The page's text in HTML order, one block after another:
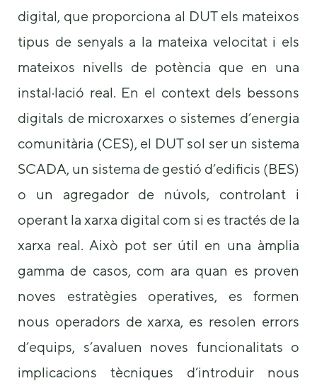
digital, que proporciona al DUT els mateixos
tipus de senyals a la mateixa velocitat i els
mateixos nivells de potència que en una
instal·lació real. En el context dels bessons
digitals de microxarxes o sistemes d’energia
comunitària (CES), el DUT sol ser un sistema
SCADA, un sistema de gestió d’edificis (BES)
o un agregador de núvols, controlant i
operant la xarxa digital com si es tractés de la
xarxa real. Això pot ser útil en una àmplia
gamma de casos, com ara quan es proven
noves estratègies operatives, es formen
nous operadors de xarxa, es resolen errors
d’equips, s’avaluen noves funcionalitats o
implicacions tècniques d’introduir nous